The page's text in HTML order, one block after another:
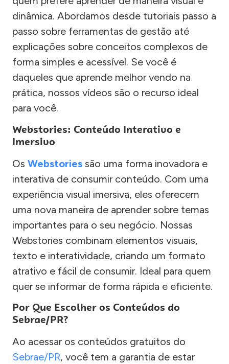
dinâmica. Abordamos desde tutoriais passo a
passo sobre ferramentas de gestão até
explicações sobre conceitos complexos de
forma simples e acessível. Se você é
daqueles que aprende melhor vendo na
prática, nossos vídeos são o recurso ideal
para você.
Webstories: Conteúdo Interativo e
Imersivo
Os Webstories são uma forma inovadora e
interativa de consumir conteúdo. Com uma
experiência visual imersiva, eles oferecem
uma nova maneira de aprender sobre temas
importantes para o seu negócio. Nossas
Webstories combinam elementos visuais,
texto e interatividade, criando um formato
atrativo e fácil de consumir. Ideal para quem
quer se informar de forma rápida e eficiente.
Por Que Escolher os Conteúdos do
Sebrae/PR?
Ao acessar os conteúdos gratuitos do
Sebrae/PR, você tem a garantia de estar